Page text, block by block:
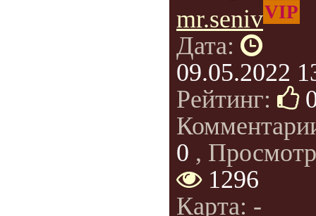
mr.senivVIP
Дата:
09.05.2022
Рейтинг:
0 ,
1296
Карта: -